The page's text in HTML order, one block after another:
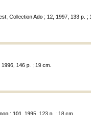
Collection Ado ; 12, 1997, 133 p. ;
146 p. ; 19 cm.
; 101, 1995, 123 p. ; 18 cm.